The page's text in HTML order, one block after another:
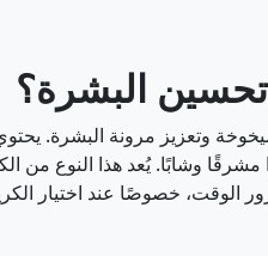
البشرة؟
وتعزيز مرونة البشرة.
وشابًا. يُعد هذا النوع من
الوقت، خصوصًا عند اختيار